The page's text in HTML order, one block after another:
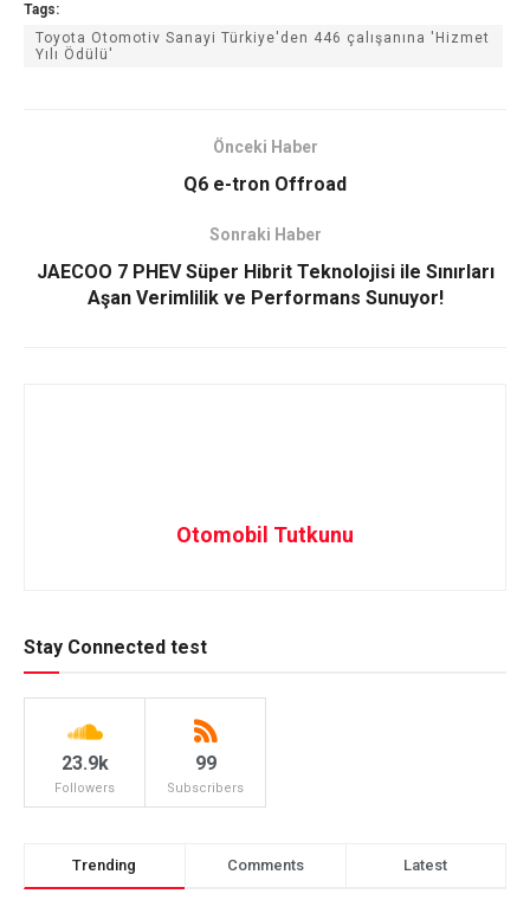
Tags:
Toyota Otomotiv Sanayi Türkiye'den 446 çalışanına 'Hizmet
Yılı Ödülü'
Önceki Haber
Q6 e-tron Offroad
Sonraki Haber
JAECOO 7 PHEV Süper Hibrit Teknolojisi ile Sınırları
Aşan Verimlilik ve Performans Sunuyor!
Otomobil Tutkunu
Stay Connected test
23.9k
Followers
99
Subscribers
Trending Comments Latest